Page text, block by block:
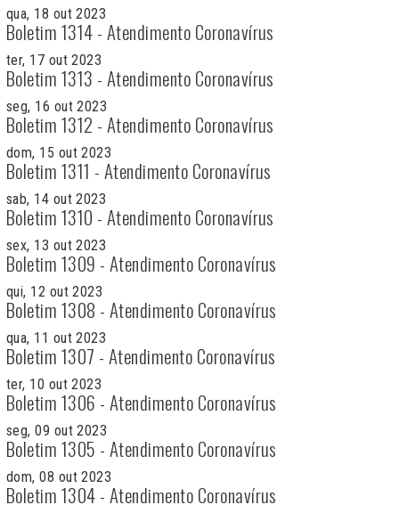
qua, 18 out 2023
Boletim 1314 - Atendimento Coronavírus
ter, 17 out 2023
Boletim 1313 - Atendimento Coronavírus
seg, 16 out 2023
Boletim 1312 - Atendimento Coronavírus
dom, 15 out 2023
Boletim 1311 - Atendimento Coronavírus
sab, 14 out 2023
Boletim 1310 - Atendimento Coronavírus
sex, 13 out 2023
Boletim 1309 - Atendimento Coronavírus
qui, 12 out 2023
Boletim 1308 - Atendimento Coronavírus
qua, 11 out 2023
Boletim 1307 - Atendimento Coronavírus
ter, 10 out 2023
Boletim 1306 - Atendimento Coronavírus
seg, 09 out 2023
Boletim 1305 - Atendimento Coronavírus
dom, 08 out 2023
Boletim 1304 - Atendimento Coronavírus